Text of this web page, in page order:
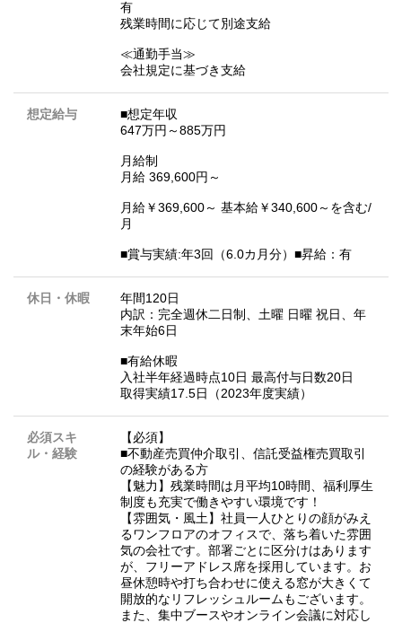
有
残業時間に応じて別途支給
≪通勤手当≫
会社規定に基づき支給
想定給与
■想定年収
647万円～885万円
月給制
月給 369,600円～
月給￥369,600～ 基本給￥340,600～を含む/
月
■賞与実績:年3回（6.0カ月分）■昇給：有
休日・休暇
年間120日
内訳：完全週休二日制、土曜 日曜 祝日、年
末年始6日
■有給休暇
入社半年経過時点10日 最高付与日数20日
取得実績17.5日（2023年度実績）
必須スキ
ル・経験
【必須】
■不動産売買仲介取引、信託受益権売買取引
の経験がある方
【魅力】残業時間は月平均10時間、福利厚生
制度も充実で働きやすい環境です！
【雰囲気・風土】社員一人ひとりの顔がみえ
るワンフロアのオフィスで、落ち着いた雰囲
気の会社です。部署ごとに区分けはあります
が、フリーアドレス席を採用しています。お
昼休憩時や打ち合わせに使える窓が大きくて
開放的なリフレッシュルームもございます。
また、集中ブースやオンライン会議に対応し